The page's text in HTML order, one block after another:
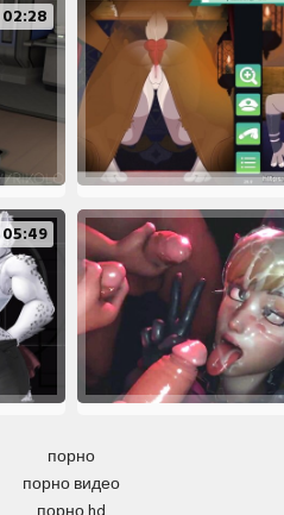
02:28
05:49
порно
порно видео